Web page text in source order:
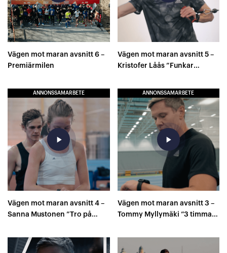
Vägen mot maran avsnitt 6 –
Premiärmilen
Vägen mot maran avsnitt 5 –
Kristofer Låås ”Funkar
ANNONSSAMARBETE
play_arrow
Vägen mot maran avsnitt 4 –
Sanna Mustonen ”Tro på
ANNONSSAMARBETE
play_arrow
Vägen mot maran avsnitt 3 –
Tommy Myllymäki ”3 timmars